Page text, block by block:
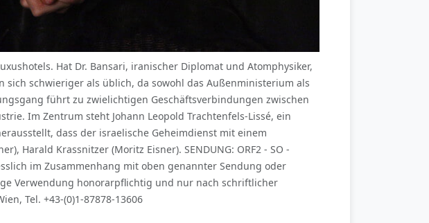
Hat Dr. Bansari, iranischer Diplomat und Atomphysiker,
schwieriger als üblich, da sowohl das Außenministerium als
führt zu zwielichtigen Geschäftsverbindungen zwischen
Im Zentrum steht Johann Leopold Trachtenfels-Lissé, ein
dass der israelische Geheimdienst mit einem
Harald Krassnitzer (Moritz Eisner). SENDUNG: ORF2 - SO -
im Zusammenhang mit oben genannter Sendung oder
Verwendung honorarpflichtig und nur nach schriftlicher
Tel. +43-(0)1-87878-13606